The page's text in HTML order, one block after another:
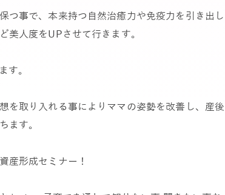
つ事で、本来持つ自然治癒力や免疫力を引き出し
美人度をUPさせて行きます。
す。
を取り入れる事によりママの姿勢を改善し、産後
ます。
産形成セミナー！